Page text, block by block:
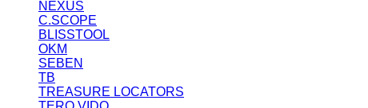
NEXUS
C.SCOPE
BLISSTOOL
OKM
SEBEN
TB
TREASURE LOCATORS